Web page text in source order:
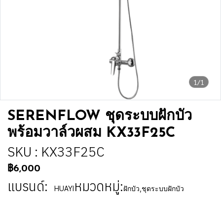
1/1
SERENFLOW ชุดระบบฝักบัว
พร้อมวาล์วผสม KX33F25C
SKU : KX33F25C
฿6,000
แบรนด์: HUAYI หมวดหมู่:ฝักบัว ชุดระบบฝักบัว